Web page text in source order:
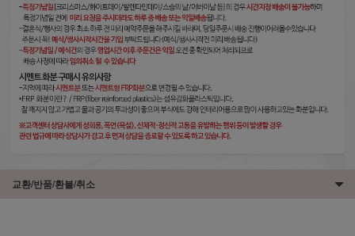
교환/반품/환불/취소